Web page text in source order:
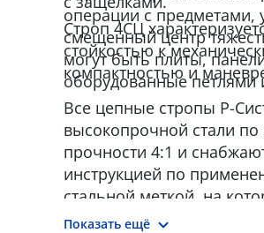
операции с предметами,
смещенный центр
могут быть плиты,
оборудованные петлями
Строп 4СЦ
стойкостью к
компактностью и
Все цепные стропы Р-
высокопрочной стали по
прочности 4:1 и
инструкцией по
стальной меткой, на
прочности, дата
Показать ещё